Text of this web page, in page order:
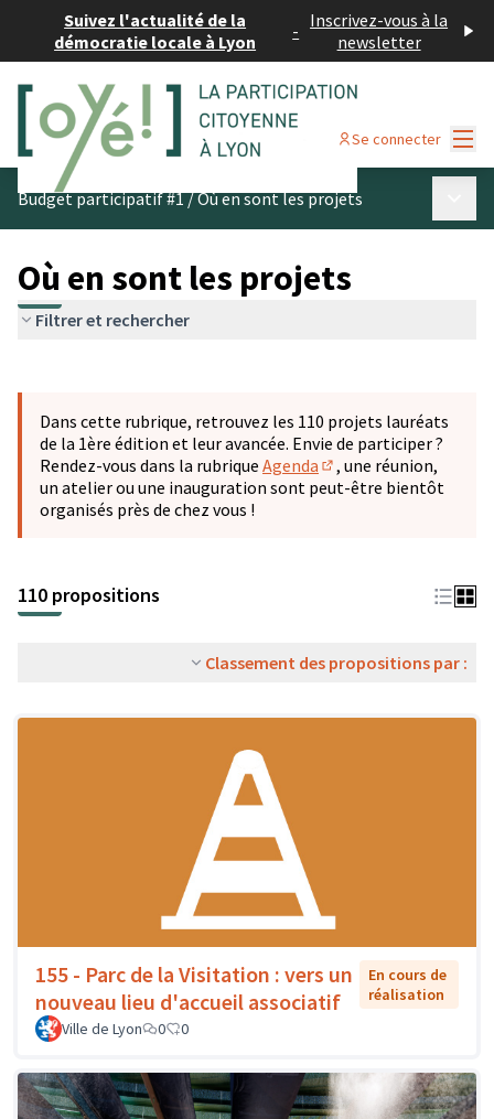
Suivez l'actualité de la
démocratie locale à Lyon
- Inscrivez-vous à la
newsletter
Se connecter
Budget participatif #1/Où en sont les projets
Où en sont les projets
Filtrer et rechercher
−
Dans cette rubrique, retrouvez les 110 projets lauréats
de la 1ère édition et leur avancée. Envie de participer ?
Rendez-vous dans la rubrique Agenda
(S'ouvre dans un
, une réunion,
un atelier ou une inauguration sont peut-être bientôt
organisés près de chez vous !
110 propositions
Classement des propositions par :
155 - Parc de la Visitation : vers un
nouveau lieu d'accueil associatif
En cours de
réalisation
Ville de Lyon
0 0